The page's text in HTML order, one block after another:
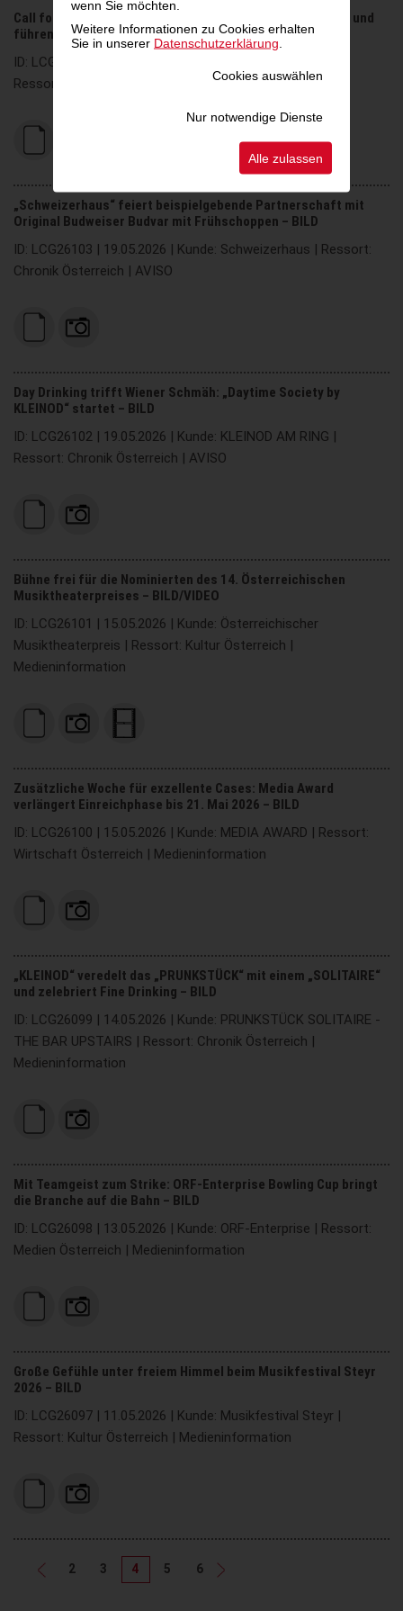
wenn Sie möchten.
Weitere Informationen zu Cookies erhalten
Sie in unserer Datenschutzerklärung
Cookies auswählen
Nur notwendige Dienste
Alle zulassen
Call for Entries 2026: ADC*E Awards erweitern Teilnahme und
führen neue Kategorien ein – BILD
ID: LCG26104 | 19.05.2026 | Kunde: Creativ Club Austria |
Ressort: Medien Österreich | Medieninformation
„Schweizerhaus“ feiert beispielgebende Partnerschaft mit
Original Budweiser Budvar mit Frühschoppen – BILD
ID: LCG26103 | 19.05.2026 | Kunde: Schweizerhaus | Ressort:
Chronik Österreich | AVISO
Day Drinking trifft Wiener Schmäh: „Daytime Society by
KLEINOD“ startet – BILD
ID: LCG26102 | 19.05.2026 | Kunde: KLEINOD AM RING |
Ressort: Chronik Österreich | AVISO
Bühne frei für die Nominierten des 14. Österreichischen
Musiktheaterpreises – BILD/VIDEO
ID: LCG26101 | 15.05.2026 | Kunde: Österreichischer
Musiktheaterpreis | Ressort: Kultur Österreich |
Medieninformation
Zusätzliche Woche für exzellente Cases: Media Award
verlängert Einreichphase bis 21. Mai 2026 – BILD
ID: LCG26100 | 15.05.2026 | Kunde: MEDIA AWARD | Ressort:
Wirtschaft Österreich | Medieninformation
„KLEINOD“ veredelt das „PRUNKSTÜCK“ mit einem „SOLITAIRE“
und zelebriert Fine Drinking – BILD
ID: LCG26099 | 14.05.2026 | Kunde: PRUNKSTÜCK SOLITAIRE -
THE BAR UPSTAIRS | Ressort: Chronik Österreich |
Medieninformation
Mit Teamgeist zum Strike: ORF-Enterprise Bowling Cup bringt
die Branche auf die Bahn – BILD
ID: LCG26098 | 13.05.2026 | Kunde: ORF-Enterprise | Ressort:
Medien Österreich | Medieninformation
Große Gefühle unter freiem Himmel beim Musikfestival Steyr
2026 – BILD
ID: LCG26097 | 11.05.2026 | Kunde: Musikfestival Steyr |
Ressort: Kultur Österreich | Medieninformation
2 3 4 5 6